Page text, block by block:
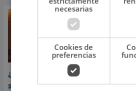
¿Greeicy espera a su
segundo hijo? Video de
de
necesarias
Cookies de
preferencias